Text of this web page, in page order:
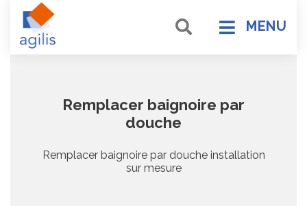
MENU
Remplacer baignoire par
douche
Remplacer baignoire par douche installation
sur mesure